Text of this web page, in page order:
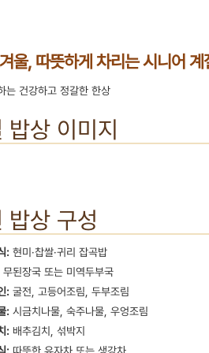
울, 따뜻하게 차리는 시니어 계
는 건강하고 정갈한 한상
밥상 이미지
밥상 구성
: 현미·찹쌀·귀리 잡곡밥
무된장국 또는 미역두부국
: 굴전, 고등어조림, 두부조림
: 시금치나물, 숙주나물, 우엉조림
: 배추김치, 섞박지